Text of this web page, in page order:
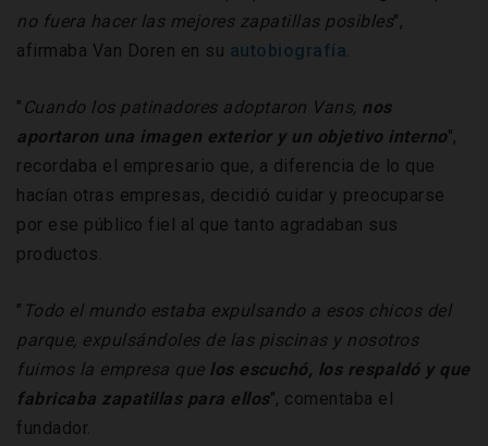
no fuera hacer las mejores zapatillas posibles",
afirmaba Van Doren en su autobiografía.
" Cuando los patinadores adoptaron Vans, nos
aportaron una imagen exterior y un objetivo interno",
recordaba el empresario que, a diferencia de lo que
hacían otras empresas, decidió cuidar y preocuparse
por ese público fiel al que tanto agradaban sus
productos.
" Todo el mundo estaba expulsando a esos chicos del
parque, expulsándoles de las piscinas y nosotros
fuimos la empresa que los escuchó, los respaldó y que
fabricaba zapatillas para ellos", comentaba el
fundador.